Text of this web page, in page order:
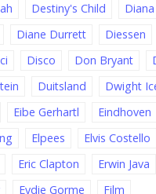
Destiny's Child
Diane Durrett Diessen
Disco Don Bryant
Duitsland
Dwight
Eibe Gerhartl
Eindhoven
Elpees Elvis Costello
Eric Clapton Erwin Java
Eydie Gorme
Film